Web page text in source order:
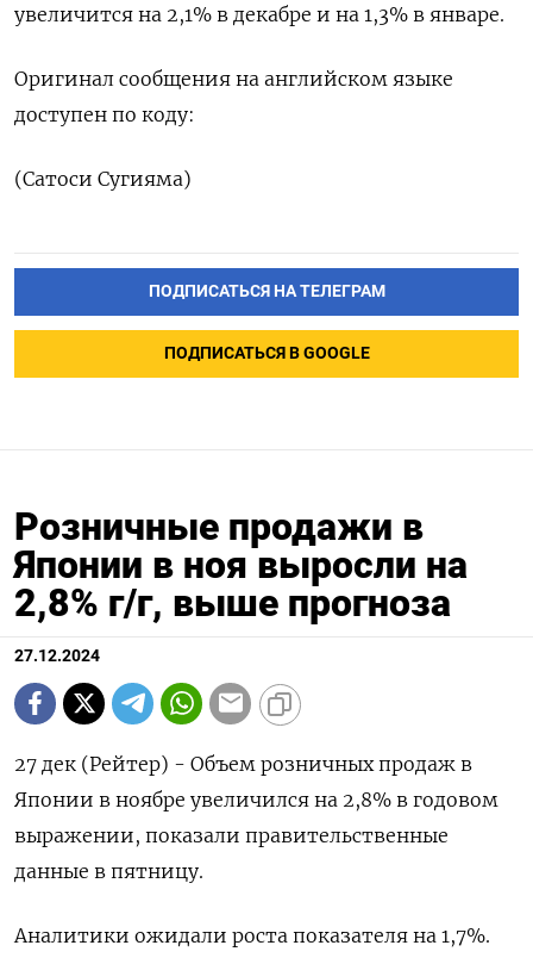
увеличится на 2,1% в декабре и на 1,3% в январе.
Оригинал сообщения на английском языке
доступен по коду:
(Сатоси Сугияма)
ПОДПИСАТЬСЯ НА ТЕЛЕГРАМ
ПОДПИСАТЬСЯ В GOOGLE
Розничные продажи в
Японии в ноя выросли на
2,8% г/г, выше прогноза
27.12.2024
27 дек (Рейтер) - Объем розничных продаж в
Японии в ноябре увеличился на 2,8% в годовом
выражении, показали правительственные
данные в пятницу.
Аналитики ожидали роста показателя на 1,7%.